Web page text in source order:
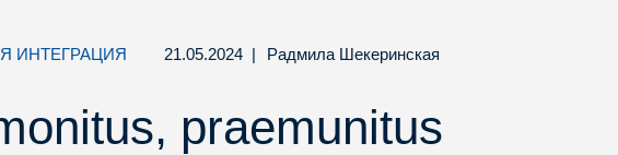
ИНТЕГРАЦИЯ 21.05.2024 | Радмила Шекеринская
praemunitus